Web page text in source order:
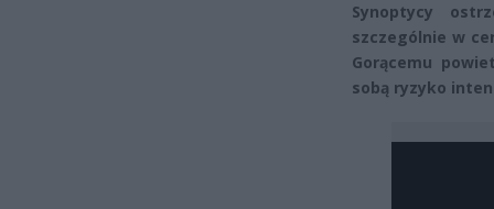
Synoptycy
szczególnie w
Gorącemu
sobą ryzyko